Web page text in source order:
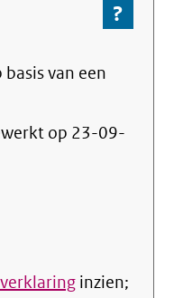
?
Ga
over
van een
op 23-09-
inzien;